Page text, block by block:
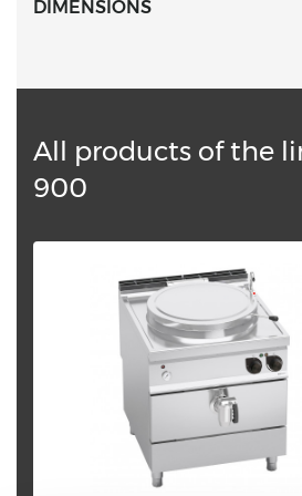
DIMENSIONS
All products of the
900